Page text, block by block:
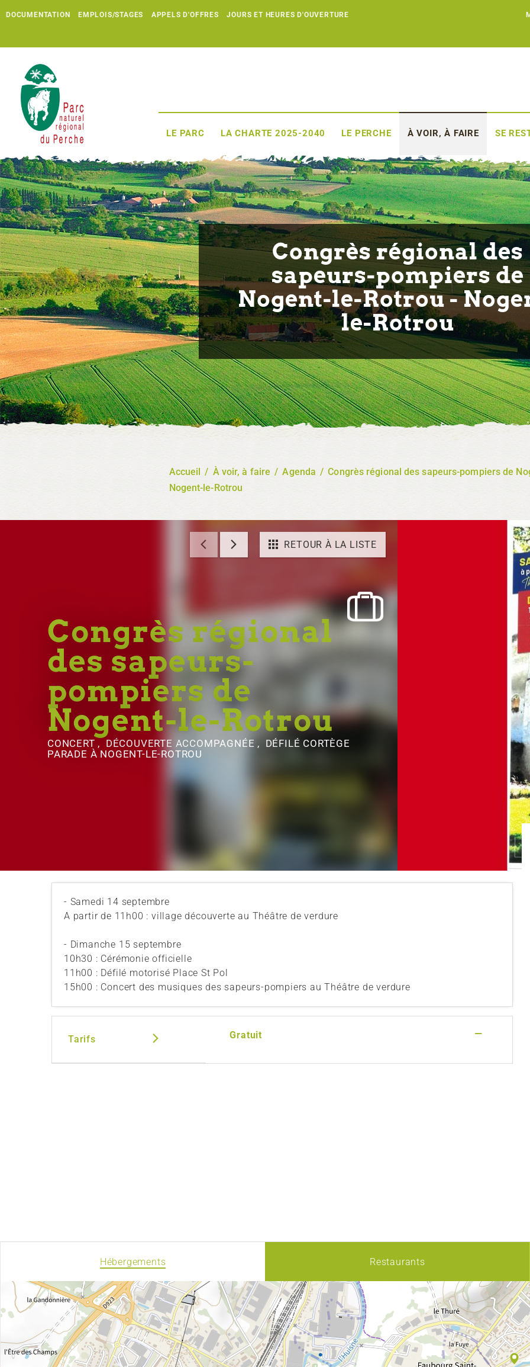
DOCUMENTATION EMPLOIS/STAGES APPELS D'OFFRES JOURS ET HEURES D'OUVERTURE
LE PARC LA CHARTE 2025-2040 LE PERCHE À VOIR, À FAIRE SE
Congrès régional des
sapeurs-pompiers de
Nogent-le-Rotrou -
le-Rotrou
Accueil / À voir, à faire / Agenda / Congrès régional des sapeurs-pompiers de
Nogent-le-Rotrou
RETOUR À LA LISTE
Congrès régional
des sapeurs-
pompiers de
Nogent-le-Rotrou
CONCERT , DÉCOUVERTE ACCOMPAGNÉE , DÉFILÉ CORTÈGE
PARADE À NOGENT-LE-ROTROU
- Samedi 14 septembre
A partir de 11h00 : village découverte au Théâtre de verdure
- Dimanche 15 septembre
10h30 : Cérémonie officielle
11h00 : Défilé motorisé Place St Pol
15h00 : Concert des musiques des sapeurs-pompiers au Théâtre de verdure
Tarifs Gratuit —
Hébergements Restaurants